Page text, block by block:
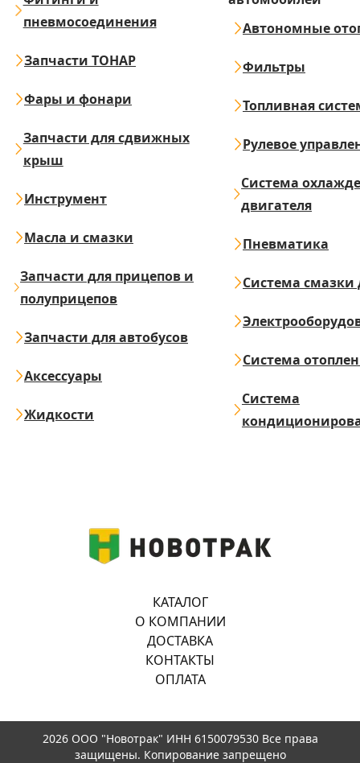
пневмосоединения
Запчасти ТОНАР
Фары и фонари
Запчасти для сдвижных
крыш
Инструмент
Масла и смазки
Запчасти для прицепов и
полуприцепов
Запчасти для автобусов
Аксессуары
Жидкости
Автономные
Фильтры
Топливная
Рулевое
Система
двигателя
Пневматика
Система смазки
Система
Система
КАТАЛОГ
О КОМПАНИИ
ДОСТАВКА
КОНТАКТЫ
ОПЛАТА
2026 ООО "Новотрак" ИНН 6150079530 Все права
защищены. Копирование запрещено